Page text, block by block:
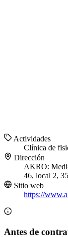
Actividades
Clínica de
Dirección
AKRO:
46, local 2,
Sitio web
https://
Antes de